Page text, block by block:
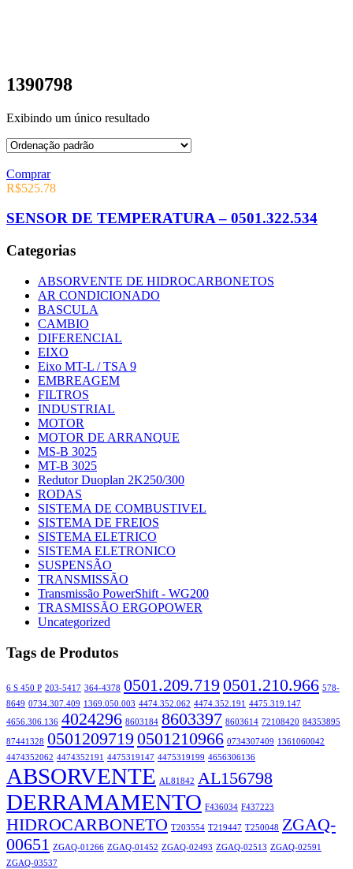
1390798
Exibindo um único resultado
Comprar
R$525.78
SENSOR DE TEMPERATURA – 0501.322.534
Categorias
ABSORVENTE DE HIDROCARBONETOS
AR CONDICIONADO
BASCULA
CAMBIO
DIFERENCIAL
EIXO
Eixo MT-L / TSA 9
EMBREAGEM
FILTROS
INDUSTRIAL
MOTOR
MOTOR DE ARRANQUE
MS-B 3025
MT-B 3025
Redutor Duoplan 2K250/300
RODAS
SISTEMA DE COMBUSTIVEL
SISTEMA DE FREIOS
SISTEMA ELETRICO
SISTEMA ELETRONICO
SUSPENSÃO
TRANSMISSÃO
Transmissão PowerShift - WG200
TRASMISSÃO ERGOPOWER
Uncategorized
Tags de Produtos
6 S 450 P 203-5417 364-4378 0501.209.719 0501.210.966 578-
8649 0734.307.409 1369.050.003 4474.352.062 4474.352.191 4475.319.147
4656.306.136 4024296 8603184 8603397 8603614 72108420 84353895
87441328 0501209719 0501210966 0734307409 1361060042
4474352062 4474352191 4475319147 4475319199 4656306136
ABSORVENTE AL81842 AL156798
DERRAMAMENTO F436034 F437223
HIDROCARBONETO T203554 T219447 T250048 ZGAQ-
00651 ZGAQ-01266 ZGAQ-01452 ZGAQ-02493 ZGAQ-02513 ZGAQ-02591
ZGAQ-03537